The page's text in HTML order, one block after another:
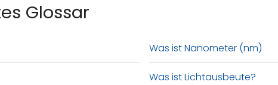
Glossar
Was ist Nanometer (nm)
Was ist Lichtausbeute?